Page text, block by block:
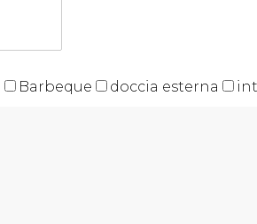
Barbeque doccia esterna